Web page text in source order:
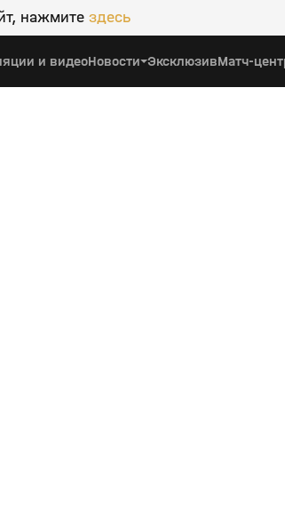
нажмите здесь
и видеоНовости ЭксклюзивМатч-